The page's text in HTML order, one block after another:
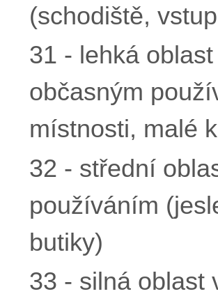
(schodiště,
31 - lehká
občasným
místnosti, malé
32 - střední
používáním
butiky)
33 - silná oblast